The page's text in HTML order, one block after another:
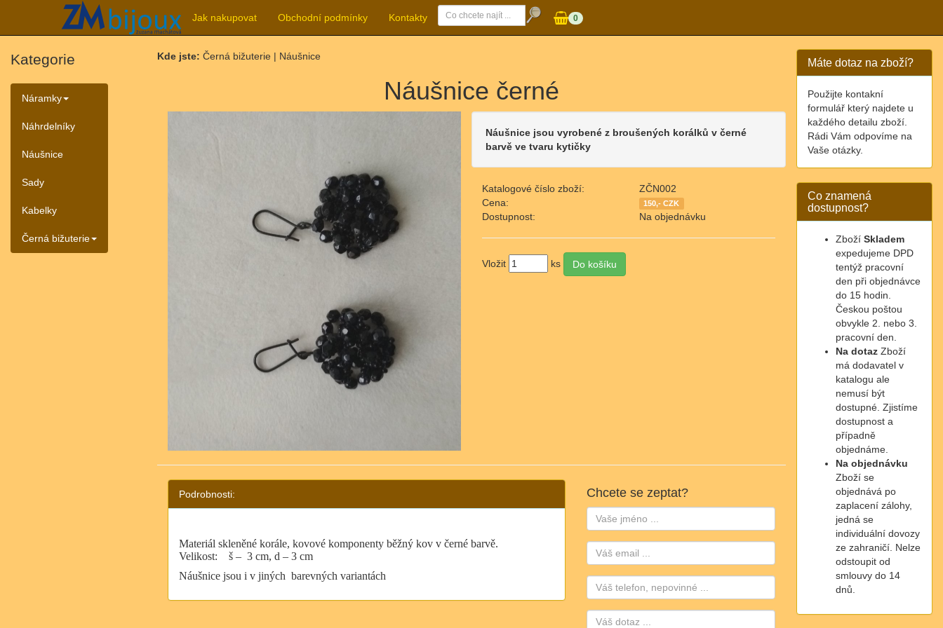
Jak nakupovat Obchodní podmínky Kontakty 0
Kategorie
Náramky
Náhrdelníky
Náušnice
Sady
Kabelky
Černá bižuterie
Kde jste: Černá bižuterie | Náušnice
Náušnice černé
Náušnice jsou vyrobené z broušených korálků v černé
barvě ve tvaru kytičky
Katalogové číslo zboží:
ZČN002
Cena:
150,- CZK
Dostupnost: Na objednávku
Vložit ks
Podrobnosti:
Materiál skleněné korále, kovové komponenty běžný kov v černé barvě.
Velikost:
š – 3 cm, d – 3 cm
Náušnice jsou i v jiných barevných variantách
Chcete se zeptat?
Jméno:
Email:
Telefon:
Máte dotaz na zboží?
Použijte kontakní
formulář který najdete u
každého detailu zboží.
Rádi Vám odpovíme na
Vaše otázky.
Co znamená
dostupnost?
Zboží Skladem
expedujeme DPD
tentýž pracovní
den při objednávce
do 15 hodin.
Českou poštou
obvykle 2. nebo 3.
pracovní den.
Na dotaz Zboží
má dodavatel v
katalogu ale
nemusí být
dostupné. Zjistíme
dostupnost a
případně
objednáme.
Na objednávku
Zboží se
objednává po
zaplacení zálohy,
jedná se
individuální dovozy
ze zahraničí. Nelze
odstoupit od
smlouvy do 14
dnů.